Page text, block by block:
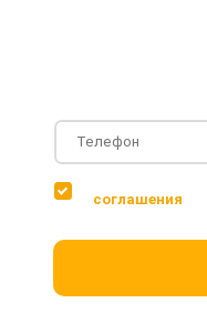
соглашения